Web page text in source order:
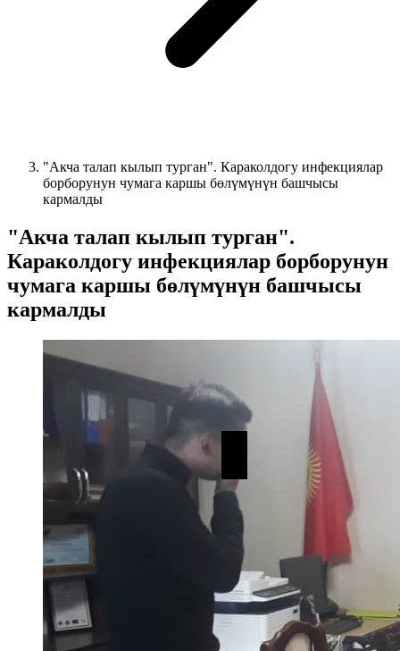
"Акча талап кылып турган". Караколдогу инфекциялар
борборунун чумага каршы бөлүмүнүн башчысы
кармалды
"Акча талап кылып турган".
Караколдогу инфекциялар борборунун
чумага каршы бөлүмүнүн башчысы
кармалды